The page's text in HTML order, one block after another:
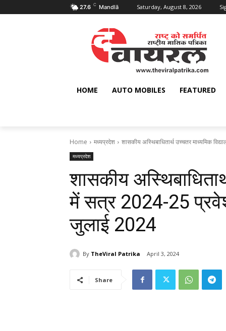
27.6 C Mandlā Saturday, August 8, 2026
HOME AUTO MOBILES FEATURED
Home मध्यप्रदेश शासकीय अस्थिबाधितार्थ उच्चतर माध्यमिक
मध्यप्रदेश
शासकीय
में सत्र 2024-25
जुलाई 2024
By TheViral Patrika April 3, 2024
Share